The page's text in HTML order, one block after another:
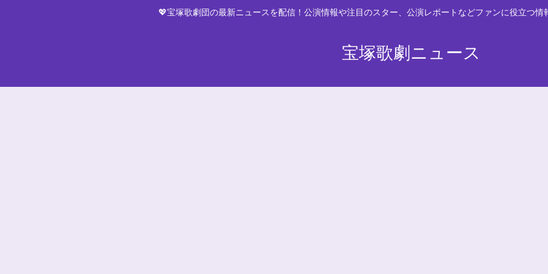
💖宝塚歌劇団の最新ニュースを配信！公演情報や注目のスター、公演レポートなどファンに役立つ情
宝塚歌劇ニュース